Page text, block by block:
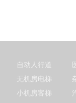
自动人行道
无机房电梯
小机房客梯